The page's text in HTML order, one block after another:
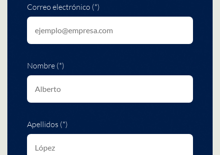
Correo electrónico (*)
Nombre (*)
Apellidos (*)